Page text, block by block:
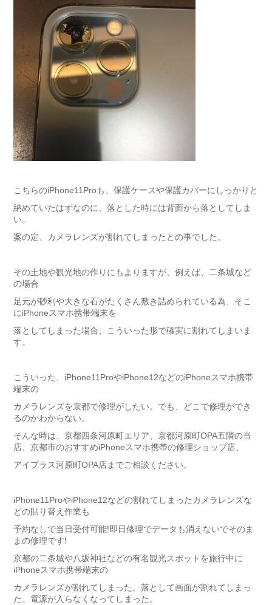
こちらのiPhone11Proも、保護ケースや保護カバーにしっかりと
納めていたはずなのに、落とした時には背面から落としてしま
い。
案の定、カメラレンズが割れてしまったとの事でした。
その土地や観光地の作りにもよりますが、例えば、二条城など
の場合
足元が砂利や大きな石がたくさん敷き詰められている為、そこ
にiPhoneスマホ携帯端末を
落としてしまった場合、こういった形で確実に割れてしまいま
す。
こういった、iPhone11ProやiPhone12などのiPhoneスマホ携帯
端末の
カメラレンズを京都で修理がしたい。でも、どこで修理ができ
るのかわからない。
そんな時は、京都四条河原町エリア、京都河原町OPA五階の当
店、京都市のおすすめiPhoneスマホ携帯の修理ショップ店、
アイプラス河原町OPA店までご相談ください。
iPhone11ProやiPhone12などの割れてしまったカメラレンズな
どの貼り替え作業も
予約なしで当日受付可能!即日修理でデータも消えないでそのま
まの修理です!
京都の二条城や八坂神社などの有名観光スポットを旅行中に
iPhoneスマホ携帯端末の
カメラレンズが割れてしまった。落として画面が割れてしまっ
た。電源が入らなくなってしまった。